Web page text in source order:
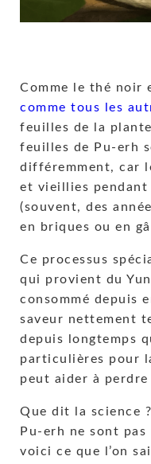
Comme le thé noir
comme tous les
feuilles de la plante
feuilles de Pu-erh
différemment, car
et vieillies pendant
(souvent, des
en briques ou en
Ce processus
qui provient du
consommé depuis
saveur nettement
depuis longtemps
particulières pour
peut aider à perdre
Que dit la science
Pu-erh ne sont
voici ce que l’on